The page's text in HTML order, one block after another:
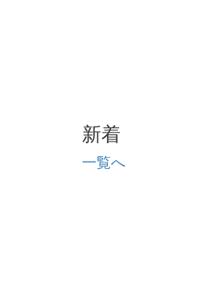
新着
一覧へ